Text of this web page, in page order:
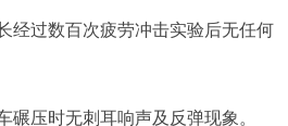
数百次疲劳冲击实验后无任何
时无刺耳响声及反弹现象。